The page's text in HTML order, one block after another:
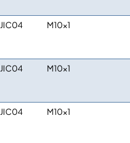
JIC04 M10x1
JIC04 M10x1
JIC04 M10x1